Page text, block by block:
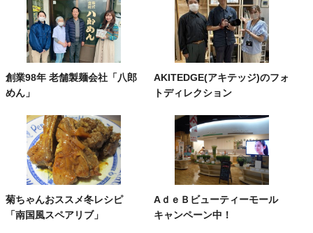
創業98年 老舗製麺会社「八郎
めん」
AKITEDGE(アキテッジ)のフォ
トディレクション
菊ちゃんおススメ冬レシピ
「南国風スペアリブ」
AｄｅＢビューティーモール
キャンペーン中！